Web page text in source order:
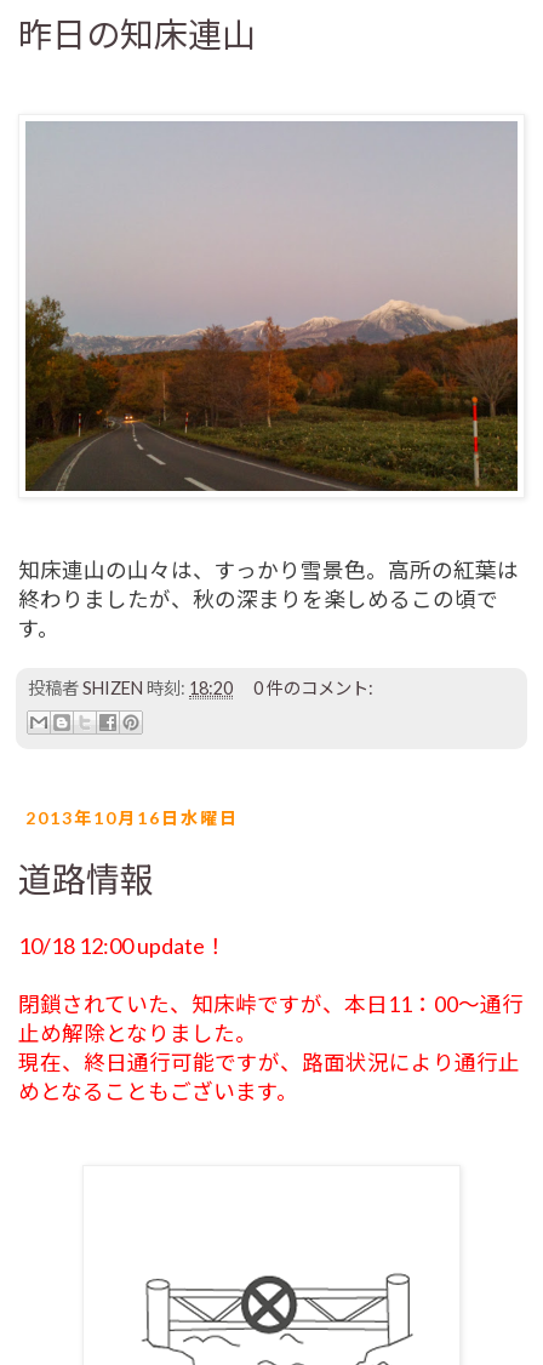
昨日の知床連山
知床連山の山々は、すっかり雪景色。高所の紅葉は
終わりましたが、秋の深まりを楽しめるこの頃で
す。
投稿者SHIZEN 時刻: 18:20 0 件のコメント:
2013年10月16日水曜日
道路情報
10/18 12:00 update！
閉鎖されていた、知床峠ですが、本日11：00～通行
止め解除となりました。
現在、終日通行可能ですが、路面状況により通行止
めとなることもございます。